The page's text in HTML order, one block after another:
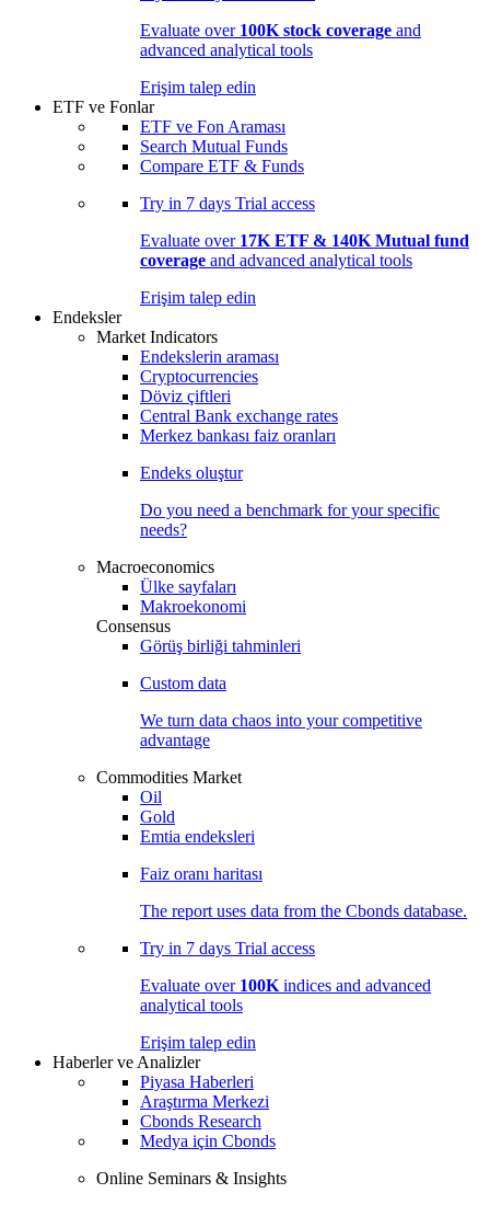
Evaluate over 100K stock coverage and
advanced analytical tools
Erişim talep edin
ETF ve Fonlar
ETF ve Fon Araması
Search Mutual Funds
Compare ETF & Funds
Try in 7 days Trial access
Evaluate over 17K ETF & 140K Mutual fund
coverage and advanced analytical tools
Erişim talep edin
Endeksler
Market Indicators
Endekslerin araması
Cryptocurrencies
Döviz çiftleri
Central Bank exchange rates
Merkez bankası faiz oranları
Endeks oluştur
Do you need a benchmark for your specific
needs?
Macroeconomics
Ülke sayfaları
Makroekonomi
Consensus
Görüş birliği tahminleri
Custom data
We turn data chaos into your competitive
advantage
Commodities Market
Oil
Gold
Emtia endeksleri
Faiz oranı haritası
The report uses data from the Cbonds database.
Try in 7 days Trial access
Evaluate over 100K indices and advanced
analytical tools
Erişim talep edin
Haberler ve Analizler
Piyasa Haberleri
Araştırma Merkezi
Cbonds Research
Medya için Cbonds
Online Seminars & Insights